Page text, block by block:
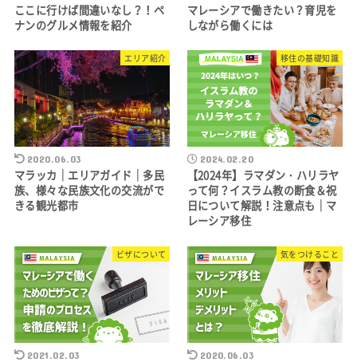
ここに行けば間違いなし？！ペ
ナンのグルメ情報を紹介
マレーシアで働きたい？育児を
しながら働くには
エリア紹介
2020.06.03
マラッカ｜エリアガイド｜多民
族、様々な民族文化の交流がで
きる観光都市
移住の基礎知識
2024.02.20
【2024年】ラマダン・ハリラヤ
って何？イスラム教の断食＆祝
日について解説！注意点も｜マ
レーシア移住
ビザについて
2021.02.03
気をつけること
2020.06.03